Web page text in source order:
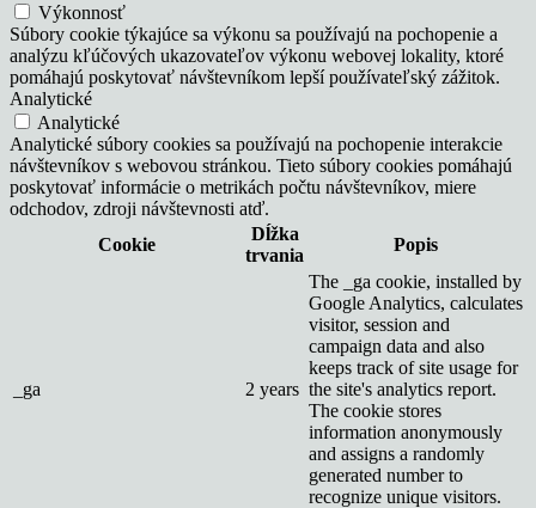
Výkonnosť
Súbory cookie týkajúce sa výkonu sa používajú na pochopenie a
analýzu kľúčových ukazovateľov výkonu webovej lokality, ktoré
pomáhajú poskytovať návštevníkom lepší používateľský zážitok.
Analytické
Analytické
Analytické súbory cookies sa používajú na pochopenie interakcie
návštevníkov s webovou stránkou. Tieto súbory cookies pomáhajú
poskytovať informácie o metrikách počtu návštevníkov, miere
odchodov, zdroji návštevnosti atď.
Cookie
Dĺžka
trvania
Popis
_ga 2 years
The _ga cookie, installed by
Google Analytics, calculates
visitor, session and
campaign data and also
keeps track of site usage for
the site's analytics report.
The cookie stores
information anonymously
and assigns a randomly
generated number to
recognize unique visitors.